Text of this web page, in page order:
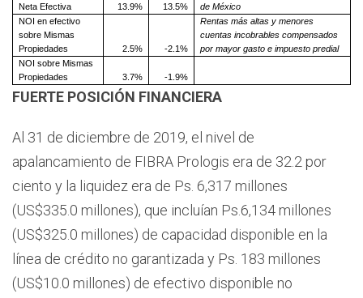
Neta Efectiva
13.9% 13.5%
de México
NOI en efectivo
sobre Mismas
Propiedades
2.5% -2.1%
Rentas más altas y menores
cuentas incobrables compensados
por mayor gasto e impuesto predial
NOI sobre Mismas
Propiedades
3.7% -1.9%
FUERTE POSICIÓN FINANCIERA
Al 31 de diciembre de 2019, el nivel de
apalancamiento de FIBRA Prologis era de 32.2 por
ciento y la liquidez era de Ps. 6,317 millones
(US$335.0 millones), que incluían Ps.6,134 millones
(US$325.0 millones) de capacidad disponible en la
línea de crédito no garantizada y Ps. 183 millones
(US$10.0 millones) de efectivo disponible no